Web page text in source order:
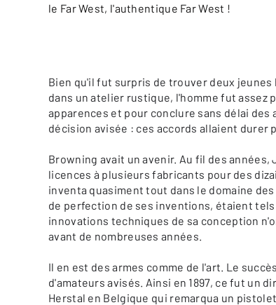
le Far West, l'authentique Far West !
Bien qu'il fut surpris de trouver deux jeunes
dans un atelier rustique, l'homme fut assez
apparences et pour conclure sans délai des
décision avisée : ces accords allaient durer
Browning avait un avenir. Au fil des années,
licences à plusieurs fabricants pour des
inventa quasiment tout dans le domaine
de perfection de ses inventions, étaient
innovations techniques de sa conception
avant de nombreuses années.
Il en est des armes comme de l'art. Le
d'amateurs avisés. Ainsi en 1897, ce fut un
Herstal en Belgique qui remarqua un